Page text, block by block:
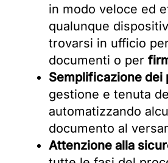
in modo veloce ed
qualunque
trovarsi in ufficio
documenti o per
Semplificazione dei
gestione e tenuta
automatizzando
documento al
Attenzione alla